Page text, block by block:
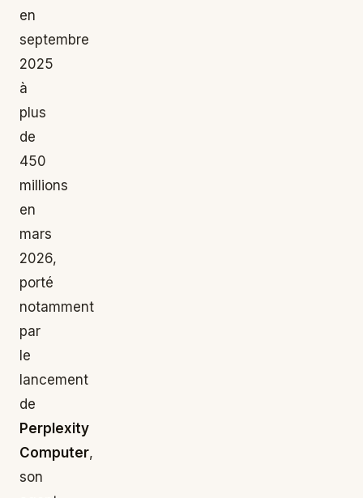
en
septembre
2025
à
plus
de
450
millions
en
mars
2026,
porté
notamment
par
le
lancement
de
Perplexity
Computer,
son